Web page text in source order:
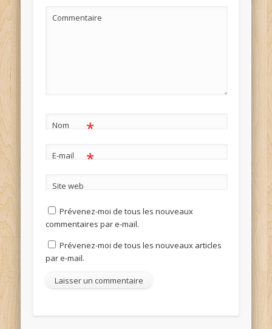
Commentaire
Nom *
E-mail *
Site web
Prévenez-moi de tous les nouveaux
commentaires par e-mail.
Prévenez-moi de tous les nouveaux articles
par e-mail.